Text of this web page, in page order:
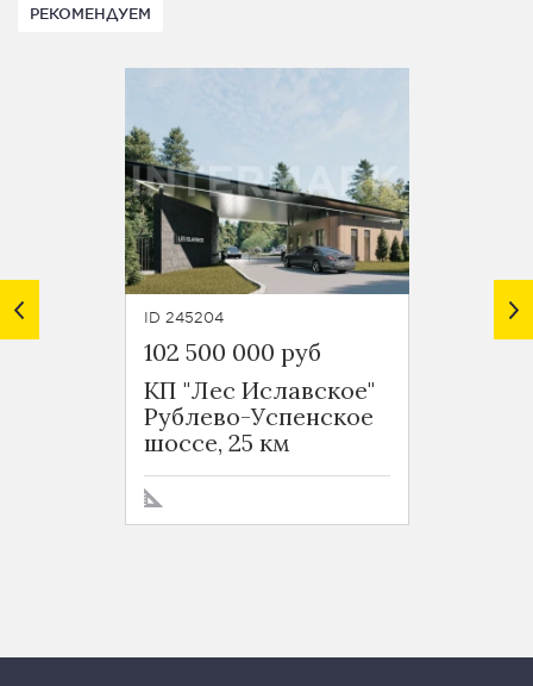
РЕКОМЕНДУЕМ
ID 245204
102 500 000 руб
КП "Лес Иславское"
Рублево-Успенское
шоссе, 25 км
ID